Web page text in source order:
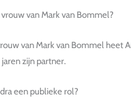
van Mark van Bommel?
van Mark van Bommel heet
zijn partner.
een publieke rol?